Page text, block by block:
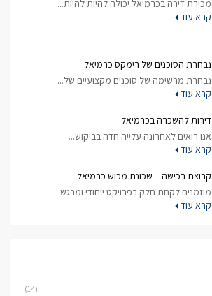
מכירת דירה בכרמיאל יכולה להיות להיות...
קרא עוד
נבחרת הסוכנים של רימקס כרמיאל
נבחרת מרשימה של סוכנים מקצועיים של...
קרא עוד
דירות להשכרה בכרמיאל
אנו רואים לאחרונה עלייה חדה בביקוש...
קרא עוד
קבוצת רכישה – שכונת מכוש כרמיאל
מוזמנים לקחת חלק בפרויקט ייחודי ומרגש...
קרא עוד
(14)